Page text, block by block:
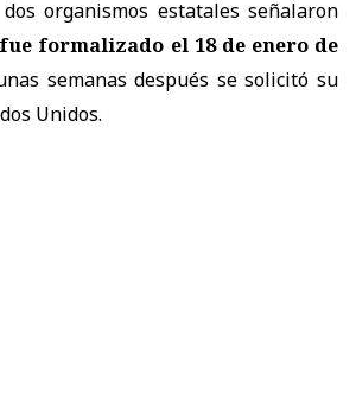
organismos estatales señalaron
formalizado el 18 de enero de
semanas después se solicitó su
Unidos.